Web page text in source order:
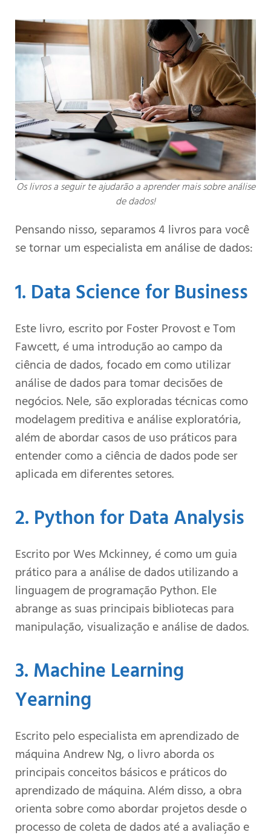
Os livros a seguir te ajudarão a aprender mais sobre análise
de dados!
Pensando nisso, separamos 4 livros para você
se tornar um especialista em análise de dados:
1. Data Science for Business
Este livro, escrito por Foster Provost e Tom
Fawcett, é uma introdução ao campo da
ciência de dados, focado em como utilizar
análise de dados para tomar decisões de
negócios. Nele, são exploradas técnicas como
modelagem preditiva e análise exploratória,
além de abordar casos de uso práticos para
entender como a ciência de dados pode ser
aplicada em diferentes setores.
2. Python for Data Analysis
Escrito por Wes Mckinney, é como um guia
prático para a análise de dados utilizando a
linguagem de programação Python. Ele
abrange as suas principais bibliotecas para
manipulação, visualização e análise de dados.
3. Machine Learning
Yearning
Escrito pelo especialista em aprendizado de
máquina Andrew Ng, o livro aborda os
principais conceitos básicos e práticos do
aprendizado de máquina. Além disso, a obra
orienta sobre como abordar projetos desde o
processo de coleta de dados até a avaliação e